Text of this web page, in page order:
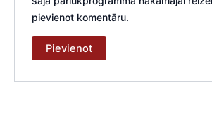
pievienot komentāru.